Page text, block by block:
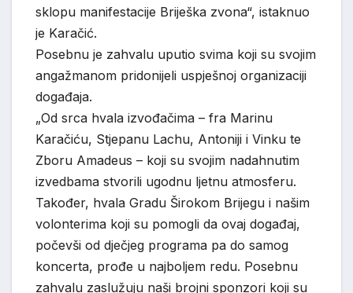
sklopu manifestacije Briješka zvona“, istaknuo
je Karačić.
Posebnu je zahvalu uputio svima koji su svojim
angažmanom pridonijeli uspješnoj organizaciji
događaja.
„Od srca hvala izvođačima – fra Marinu
Karačiću, Stjepanu Lachu, Antoniji i Vinku te
Zboru Amadeus – koji su svojim nadahnutim
izvedbama stvorili ugodnu ljetnu atmosferu.
Također, hvala Gradu Širokom Brijegu i našim
volonterima koji su pomogli da ovaj događaj,
počevši od dječjeg programa pa do samog
koncerta, prođe u najboljem redu. Posebnu
zahvalu zaslužuju naši brojni sponzori koji su